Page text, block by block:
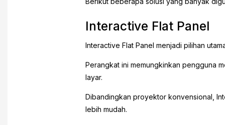
Interactive Flat Panel
Interactive Flat Panel menjadi pilihan
Perangkat ini memungkinkan pengguna
layar.
Dibandingkan proyektor konvensional,
lebih mudah.